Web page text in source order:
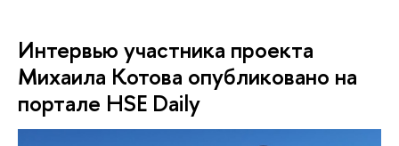
Интервью участника проекта
Михаила Котова опубликовано на
портале HSE Daily